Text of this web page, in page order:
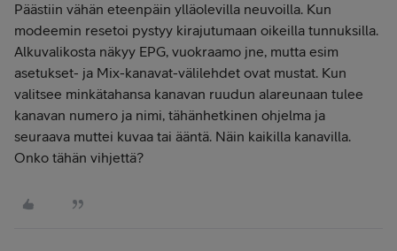
Päästiin vähän eteenpäin ylläolevilla neuvoilla. Kun
modeemin resetoi pystyy kirajutumaan oikeilla tunnuksilla.
Alkuvalikosta näkyy EPG, vuokraamo jne, mutta esim
asetukset- ja Mix-kanavat-välilehdet ovat mustat. Kun
valitsee minkätahansa kanavan ruudun alareunaan tulee
kanavan numero ja nimi, tähänhetkinen ohjelma ja
seuraava muttei kuvaa tai ääntä. Näin kaikilla kanavilla.
Onko tähän vihjettä?